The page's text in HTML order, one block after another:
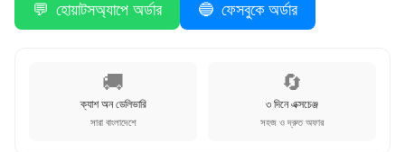
💬 হোয়াটসঅ্যাপে অর্ডার 🔵 ফেসবুকে অর্ডার
🚚
ক্যাশ অন ডেলিভারি
সারা বাংলাদেশে
🔄
৩ দিনে এক্সচেঞ্জ
সহজ ও দ্রুত অফার